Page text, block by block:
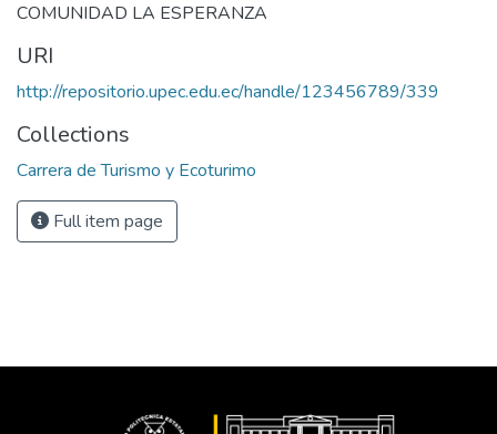
COMUNIDAD LA ESPERANZA
URI
http://repositorio.upec.edu.ec/handle/123456789/339
Collections
Carrera de Turismo y Ecoturimo
Full item page